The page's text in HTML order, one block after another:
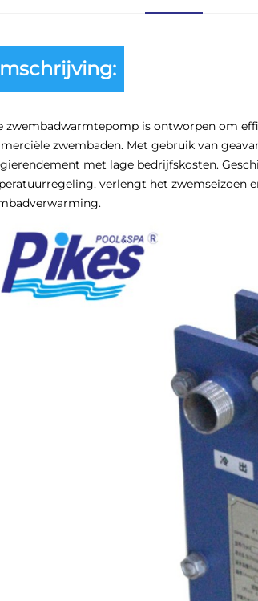
zwembadwarmtepomp is ontworpen om
zwembaden. Met gebruik van
met lage bedrijfskosten.
verlengt het zwemseizoen